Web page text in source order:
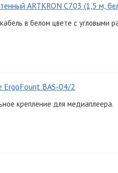
ARTKRON C703 (1,5 м,
в белом цвете с угловыми
ErgoFount BAS-04/2
крепление для медиаплеера.